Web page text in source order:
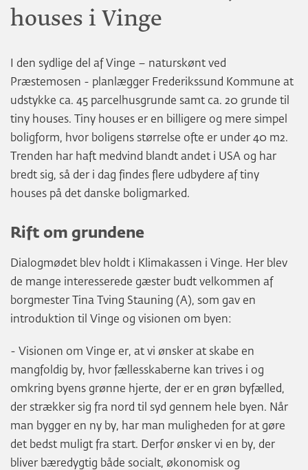
houses i Vinge
I den sydlige del af Vinge – naturskønt ved
Præstemosen - planlægger Frederikssund Kommune at
udstykke ca. 45 parcelhusgrunde samt ca. 20 grunde til
tiny houses. Tiny houses er en billigere og mere simpel
boligform, hvor boligens størrelse ofte er under 40 m2.
Trenden har haft medvind blandt andet i USA og har
bredt sig, så der i dag findes flere udbydere af tiny
houses på det danske boligmarked.
Rift om grundene
Dialogmødet blev holdt i Klimakassen i Vinge. Her blev
de mange interesserede gæster budt velkommen af
borgmester Tina Tving Stauning (A), som gav en
introduktion til Vinge og visionen om byen:
- Visionen om Vinge er, at vi ønsker at skabe en
mangfoldig by, hvor fællesskaberne kan trives i og
omkring byens grønne hjerte, der er en grøn byfælled,
der strækker sig fra nord til syd gennem hele byen. Når
man bygger en ny by, har man muligheden for at gøre
det bedst muligt fra start. Derfor ønsker vi en by, der
bliver bæredygtig både socialt, økonomisk og